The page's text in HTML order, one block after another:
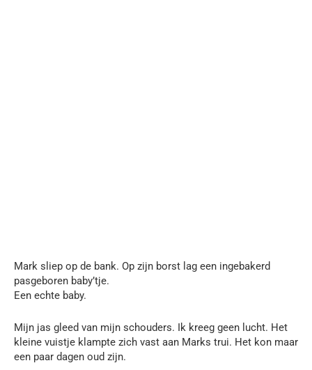
Mark sliep op de bank. Op zijn borst lag een ingebakerd
pasgeboren baby’tje.
Een echte baby.
Mijn jas gleed van mijn schouders. Ik kreeg geen lucht. Het
kleine vuistje klampte zich vast aan Marks trui. Het kon maar
een paar dagen oud zijn.